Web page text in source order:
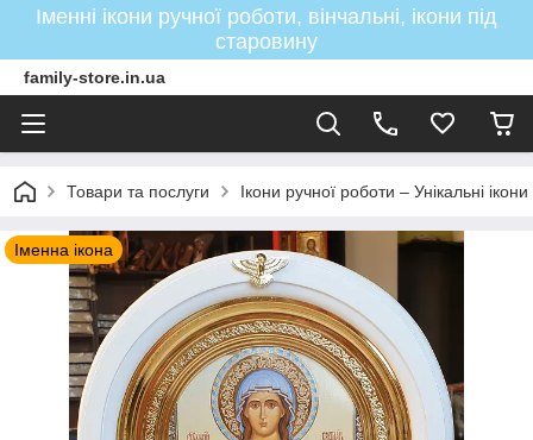
Іменні ікони ручної роботи, вінчальні, ікони під
старовину
family-store.in.ua
Товари та послуги Ікони ручної роботи – Унікальні
Іменна ікона